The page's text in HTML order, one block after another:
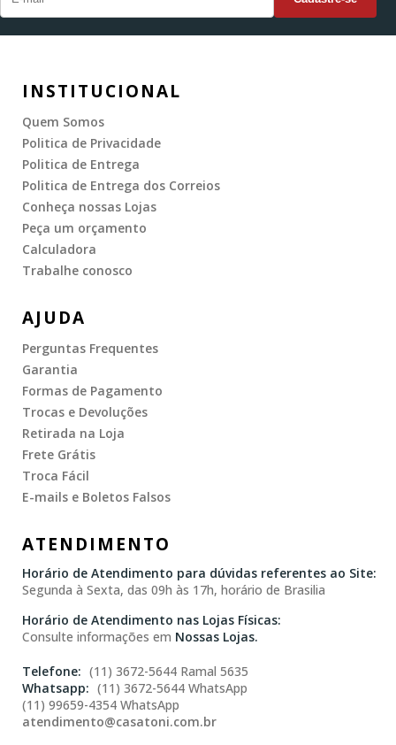
INSTITUCIONAL
Quem Somos
Politica de Privacidade
Politica de Entrega
Politica de Entrega dos Correios
Conheça nossas Lojas
Peça um orçamento
Calculadora
Trabalhe conosco
AJUDA
Perguntas Frequentes
Garantia
Formas de Pagamento
Trocas e Devoluções
Retirada na Loja
Frete Grátis
Troca Fácil
E-mails e Boletos Falsos
ATENDIMENTO
Horário de Atendimento para dúvidas referentes ao Site:
Segunda à Sexta, das 09h às 17h, horário de Brasilia
Horário de Atendimento nas Lojas Físicas:
Consulte informações em Nossas Lojas.
(11) 3672-5644 Ramal 5635
(11) 3672-5644 WhatsApp
(11) 99659-4354 WhatsApp
atendimento@casatoni.com.br